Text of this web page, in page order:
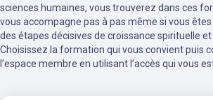
sciences humaines, vous trouverez dans ces
vous accompagne pas à pas même si vous
des étapes décisives de croissance spirituelle et
Choisissez la formation qui vous convient puis
l’espace membre en utilisant l’accès qui vous